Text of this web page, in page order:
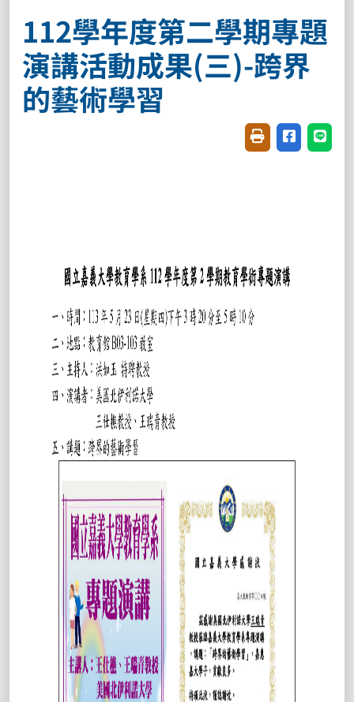
112學年度第二學期專題
演講活動成果(三)-跨界
的藝術學習
友善列印(開新視
分享至臉書
分享